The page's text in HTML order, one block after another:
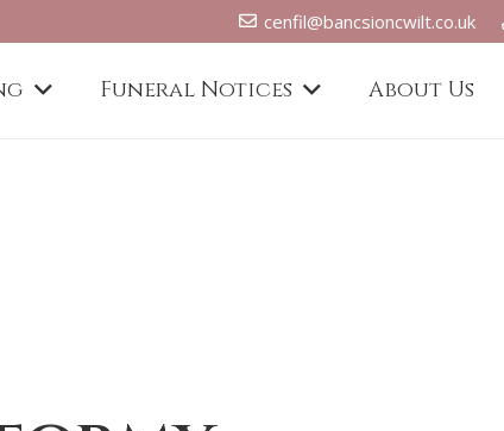
cenfil@bancsioncwilt.co.uk
Funeral Notices About Us